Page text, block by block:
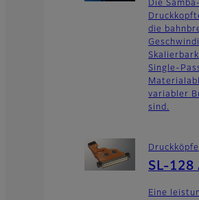
Die Samba-
die
Single-
variabler
sind.
Druckköpfe
SL-128
Eine